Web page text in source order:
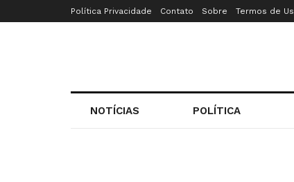
Política Privacidade Contato Sobre Termos de
NOTÍCIAS POLÍTICA